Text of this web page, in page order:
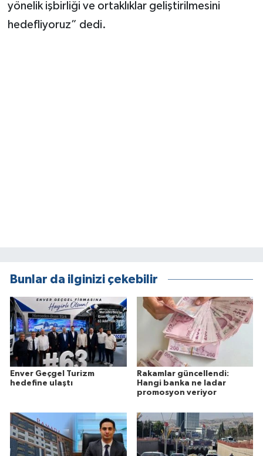
yönelik işbirliği ve ortaklıklar geliştirilmesini
hedefliyoruz” dedi.
Bunlar da ilginizi çekebilir
Enver Geçgel Turizm
hedefine ulaştı
Rakamlar güncellendi:
Hangi banka ne ladar
promosyon veriyor